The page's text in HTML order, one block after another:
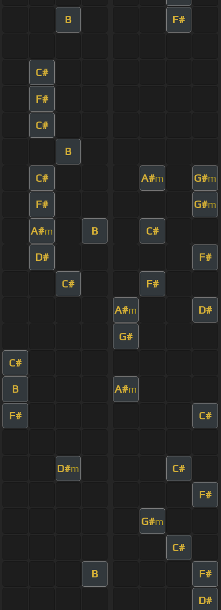
B F#
C#
F#
C#
B
C# A#m G#m
F# G#m
A#m B C#
D# F#
C# F#
A#m D#
G#
C#
B A#m
F# C#
D#m C#
F#
G#m
C#
B F#
D#